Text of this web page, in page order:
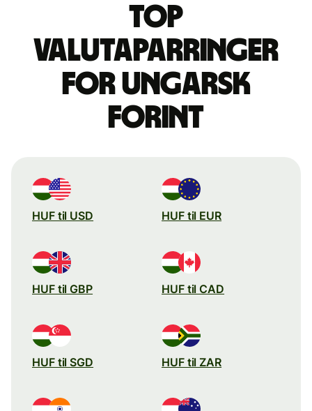
Top
valutaparringer
for ungarsk
forint
HUF til USD HUF til EUR
HUF til GBP HUF til CAD
HUF til SGD HUF til ZAR